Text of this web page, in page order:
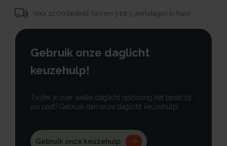
Voor 12:00 besteld, binnen 3 tot 5 werkdagen in huis!
Gebruik onze daglicht
keuzehulp!
Twijfel je over welke daglicht oplossing het beste bij
jou past? Gebruik dan onze daglicht keuzehulp!
Gebruik onze keuzehulp